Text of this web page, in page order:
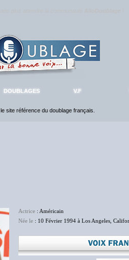
DOUBLAGES V.F
, le site référence du doublage français.
Actrice : Américain
Née le : 10 Février 1994 à Los Angeles,